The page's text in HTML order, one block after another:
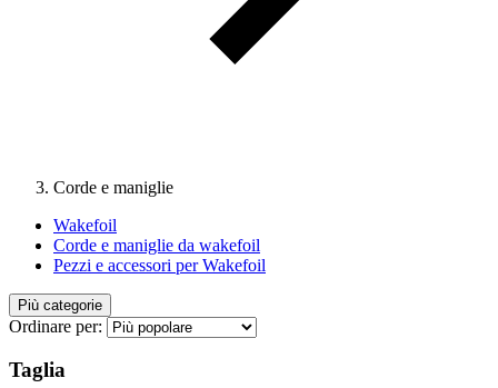
Corde e maniglie
Wakefoil
Corde e maniglie da wakefoil
Pezzi e accessori per Wakefoil
Più categorie
Ordinare per:
Taglia